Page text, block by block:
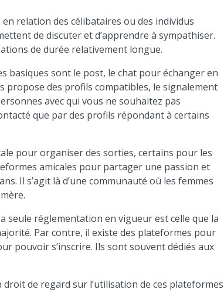
relation des célibataires ou des individus
de discuter et d’apprendre à sympathiser.
de durée relativement longue.
basiques sont le post, le chat pour échanger en
propose des profils compatibles, le signalement
avec qui vous ne souhaitez pas
que par des profils répondant à certains
pour organiser des sorties, certains pour les
amicales pour partager une passion et
Il s’agit là d’une communauté où les femmes
seule réglementation en vigueur est celle que la
Par contre, il existe des plateformes pour
pouvoir s’inscrire. Ils sont souvent dédiés aux
de regard sur l’utilisation de ces plateformes